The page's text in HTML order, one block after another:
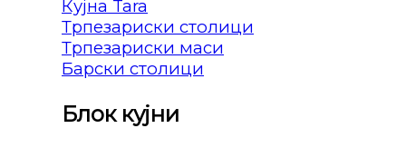
Кујна Tara
Трпезариски столици
Трпезариски маси
Барски столици
Блок кујни